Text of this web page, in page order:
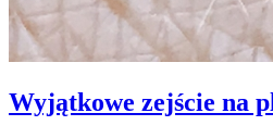
Wyjątkowe zejście na